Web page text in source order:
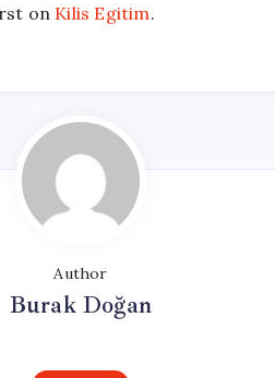
on Kilis Egitim.
Author
Burak Doğan